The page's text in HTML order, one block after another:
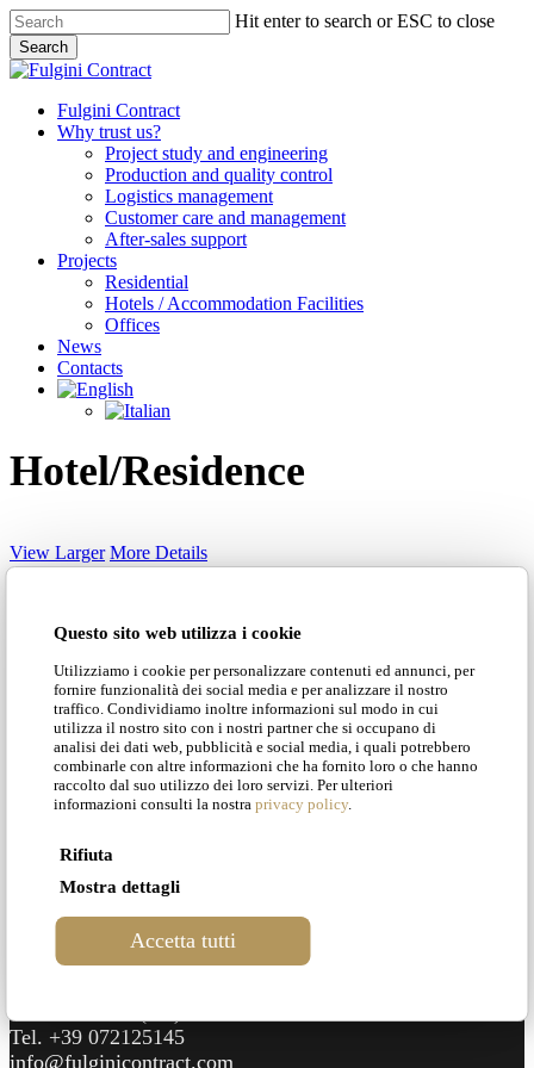
Questo sito web utilizza i cookie
Utilizziamo i cookie per personalizzare contenuti ed annunci, per
fornire funzionalità dei social media e per analizzare il nostro
traffico. Condividiamo inoltre informazioni sul modo in cui
utilizza il nostro sito con i nostri partner che si occupano di
analisi dei dati web, pubblicità e social media, i quali potrebbero
combinarle con altre informazioni che ha fornito loro o che hanno
raccolto dal suo utilizzo dei loro servizi. Per ulteriori
informazioni consulti la nostraprivacy policy.
Rifiuta
Mostra dettagli
Accetta tutti
Skip
to
main
content
Hit enter to search or ESC to close
Search
Close
Menu
Fulgini Contract
Why trust us?
Project study and engineering
Production and quality control
Logistics management
Customer care and management
After-sales support
Projects
Residential
Hotels / Accommodation Facilities
Offices
News
Contacts
Hotel/Residence
View Larger More Details
Le Ndiambour
View Larger More Details
Fontana Residence
« Previous Entries
Fulgini Contract s.r.l.
Tel. +39 072125145
info@fulginicontract.com